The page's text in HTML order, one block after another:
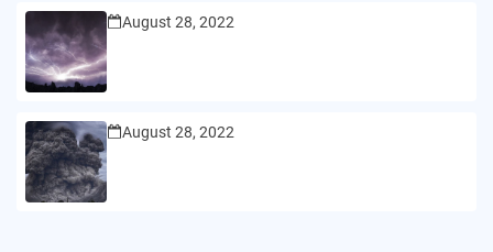
August 28, 2022
August 28, 2022